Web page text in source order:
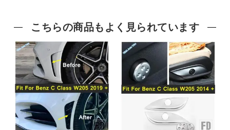
こちらの商品もよく見られています